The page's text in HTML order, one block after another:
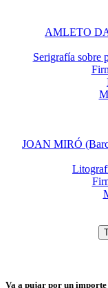
AMLETO
Serigrafía sobre
JOAN MIRÓ
Va a pujar por un importe